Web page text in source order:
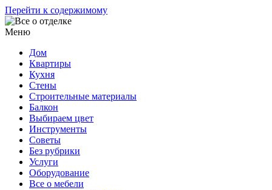
Перейти к содержимому
Меню
Дом
Квартиры
Кухня
Стены
Строительные материалы
Балкон
Выбираем цвет
Инструменты
Советы
Без рубрики
Услуги
Оборудование
Все о мебели